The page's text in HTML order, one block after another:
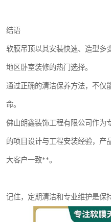
结语
软膜吊顶以其安装快速、造型多
地区卧室装修的热门选择。
通过正确的清洁保养方法，不仅
命。
佛山朗鑫装饰工程有限公司作为
的项目设计与工程安装经验，产
大客户一致**。
记住，定期清洁和专业维护是保